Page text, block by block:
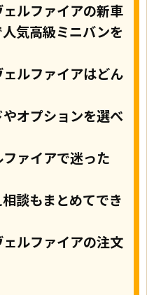
ルファイアの新車
気高級ミニバンを
ルファイアはどん
オプションを選べ
ァイアで迷った
談もまとめてでき
ルファイアの注文